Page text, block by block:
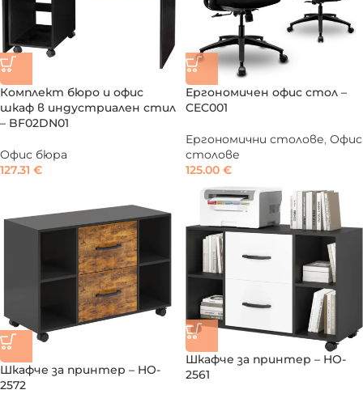
Комплект бюро и офис
шкаф в индустриален стил
– BF02DN01
Офис бюра
127.31 €
Ергономичен офис стол –
CEC001
Ергономични столове, Офис
столове
125.00 €
Шкафче за принтер – HO-
2572
Шкафче за принтер – HO-
2561